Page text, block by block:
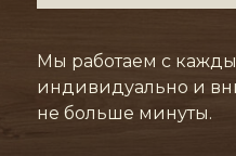
Мы работаем с
индивидуально и
не больше минуты.